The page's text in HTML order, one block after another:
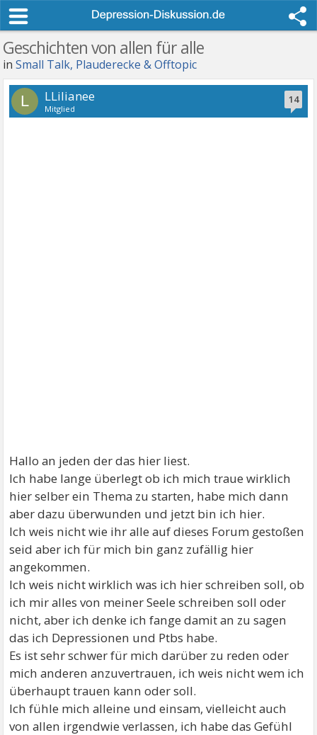
Geschichten von allen für alle
inSmall Talk, Plauderecke & Offtopic
14
L LLilianee
Mitglied
Hallo an jeden der das hier liest.
Ich habe lange überlegt ob ich mich traue wirklich
hier selber ein Thema zu starten, habe mich dann
aber dazu überwunden und jetzt bin ich hier.
Ich weis nicht wie ihr alle auf dieses Forum gestoßen
seid aber ich für mich bin ganz zufällig hier
angekommen.
Ich weis nicht wirklich was ich hier schreiben soll, ob
ich mir alles von meiner Seele schreiben soll oder
nicht, aber ich denke ich fange damit an zu sagen
das ich Depressionen und Ptbs habe.
Es ist sehr schwer für mich darüber zu reden oder
mich anderen anzuvertrauen, ich weis nicht wem ich
überhaupt trauen kann oder soll.
Ich fühle mich alleine und einsam, vielleicht auch
von allen irgendwie verlassen, ich habe das Gefühl